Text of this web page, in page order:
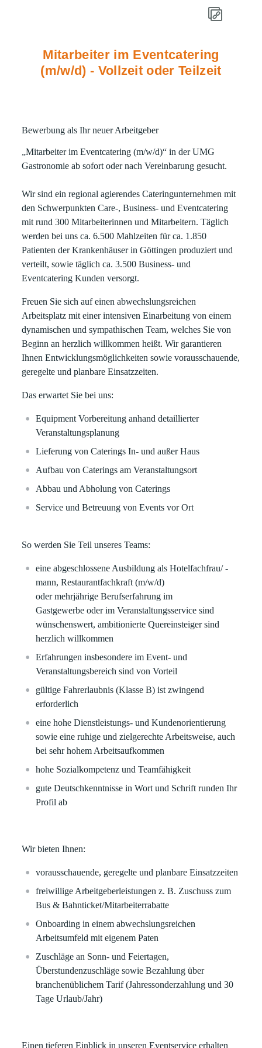
Mitarbeiter im Eventcatering
(m/w/d) - Vollzeit oder Teilzeit
Bewerbung als Ihr neuer Arbeitgeber
„Mitarbeiter im Eventcatering (m/w/d)“ in der UMG
Gastronomie ab sofort oder nach Vereinbarung gesucht.
Wir sind ein regional agierendes Cateringunternehmen mit
den Schwerpunkten Care-, Business- und Eventcatering
mit rund 300 Mitarbeiterinnen und Mitarbeitern. Täglich
werden bei uns ca. 6.500 Mahlzeiten für ca. 1.850
Patienten der Krankenhäuser in Göttingen produziert und
verteilt, sowie täglich ca. 3.500 Business- und
Eventcatering Kunden versorgt.
Freuen Sie sich auf einen abwechslungsreichen
Arbeitsplatz mit einer intensiven Einarbeitung von einem
dynamischen und sympathischen Team, welches Sie von
Beginn an herzlich willkommen heißt. Wir garantieren
Ihnen Entwicklungsmöglichkeiten sowie vorausschauende,
geregelte und planbare Einsatzzeiten.
Das erwartet Sie bei uns:
Equipment Vorbereitung anhand detaillierter
Veranstaltungsplanung
Lieferung von Caterings In- und außer Haus
Aufbau von Caterings am Veranstaltungsort
Abbau und Abholung von Caterings
Service und Betreuung von Events vor Ort
So werden Sie Teil unseres Teams:
eine abgeschlossene Ausbildung als Hotelfachfrau/ -
mann, Restaurantfachkraft (m/w/d)
oder mehrjährige Berufserfahrung im
Gastgewerbe oder im Veranstaltungsservice sind
wünschenswert, ambitionierte Quereinsteiger sind
herzlich willkommen
Erfahrungen insbesondere im Event- und
Veranstaltungsbereich sind von Vorteil
gültige Fahrerlaubnis (Klasse B) ist zwingend
erforderlich
eine hohe Dienstleistungs- und Kundenorientierung
sowie eine ruhige und zielgerechte Arbeitsweise, auch
bei sehr hohem Arbeitsaufkommen
hohe Sozialkompetenz und Teamfähigkeit
gute Deutschkenntnisse in Wort und Schrift runden Ihr
Profil ab
Wir bieten Ihnen:
vorausschauende, geregelte und planbare Einsatzzeiten
freiwillige Arbeitgeberleistungen z. B. Zuschuss zum
Bus & Bahnticket/Mitarbeiterrabatte
Onboarding in einem abwechslungsreichen
Arbeitsumfeld mit eigenem Paten
Zuschläge an Sonn- und Feiertagen,
Überstundenzuschläge sowie Bezahlung über
branchenüblichem Tarif (Jahressonderzahlung und 30
Tage Urlaub/Jahr)
Einen tieferen Einblick in unseren Eventservice erhalten